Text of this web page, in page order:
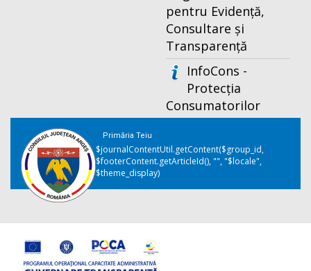
pentru Evidență,
Consultare și
Transparență
InfoCons -
Protecția
Consumatorilor
Primăria Teiu
$journalContentUtil.getContent($group_id,
$footerContent.getArticleId(), "", "$locale",
$theme_display)